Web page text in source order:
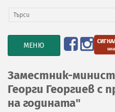
TOGGLE
NAVIGATION
МЕНЮ
Заместник-
Георги Георгиев с
на годината"